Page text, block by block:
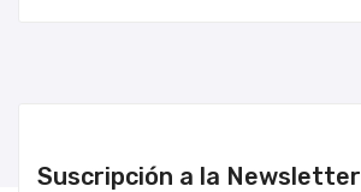
Suscripción a la Newsletter